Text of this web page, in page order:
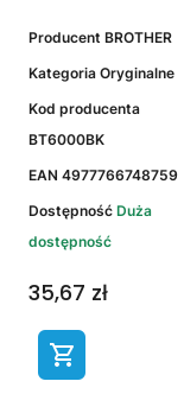
Producent BROTHER
Kategoria Oryginalne
Kod producenta
BT6000BK
EAN 4977766748759
Dostępność Duża
dostępność
35,67 zł